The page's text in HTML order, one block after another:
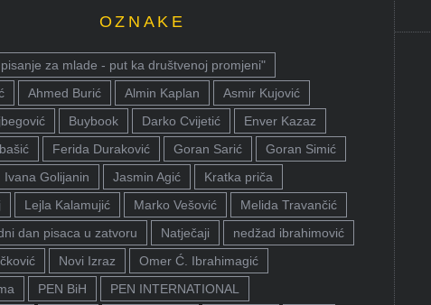
OZNAKE
za mlade - put ka društvenoj promjeni"
Ahmed Burić Almin Kaplan
Asmir Kujović
Buybook Darko Cvijetić
Enver Kazaz
Ferida Duraković Goran Sarić
Goran Simić
Ivana Golijanin Jasmin Agić
Kratka priča
Lejla Kalamujić Marko Vešović
Melida Travančić
dan pisaca u zatvoru
Natječaji
nedžad ibrahimović
Novi Izraz
Omer Ć. Ibrahimagić
PEN BiH
PEN INTERNATIONAL